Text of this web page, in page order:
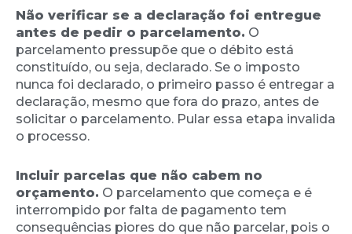
Não verificar se a declaração foi entregue
antes de pedir o parcelamento. O
parcelamento pressupõe que o débito está
constituído, ou seja, declarado. Se o imposto
nunca foi declarado, o primeiro passo é entregar a
declaração, mesmo que fora do prazo, antes de
solicitar o parcelamento. Pular essa etapa invalida
o processo.
Incluir parcelas que não cabem no
orçamento. O parcelamento que começa e é
interrompido por falta de pagamento tem
consequências piores do que não parcelar, pois o